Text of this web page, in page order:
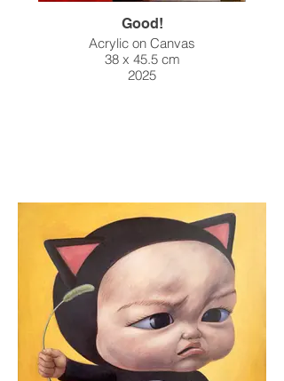
Good!
Acrylic on Canvas
38 x 45.5 cm
2025